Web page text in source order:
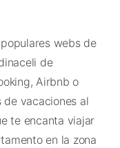
webs de
de
Airbnb o
vacaciones al
te encanta viajar
en la zona